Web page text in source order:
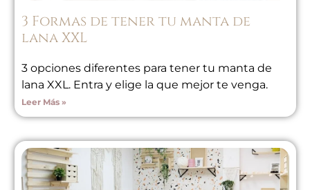
3 Formas de tener tu manta de
lana XXL
3 opciones diferentes para tener tu manta de
lana XXL. Entra y elige la que mejor te venga.
Leer Más »